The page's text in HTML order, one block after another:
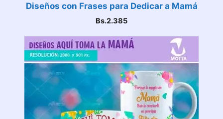
Diseños con Frases para Dedicar a Mamá
Bs.2.385